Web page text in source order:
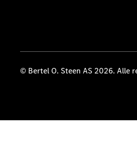
© Bertel O. Steen AS 2026. Alle